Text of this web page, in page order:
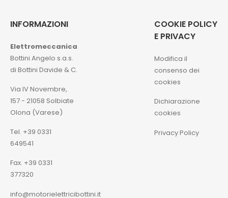
INFORMAZIONI
Elettromeccanica
Bottini Angelo s.a.s.
di Bottini Davide & C.
Via IV Novembre,
157 - 21058 Solbiate
Olona (Varese)
Tel. +39 0331
649541
Fax. +39 0331
377320
info@motorielettricibottini.it
COOKIE POLICY
E PRIVACY
Modifica il
consenso dei
cookies
Dichiarazione
cookies
Privacy Policy